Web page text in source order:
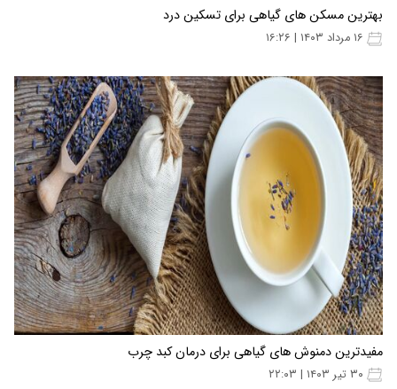
بهترین مسکن های گیاهی برای تسکین درد
مفیدترین دمنوش های گیاهی برای درمان کبد چرب